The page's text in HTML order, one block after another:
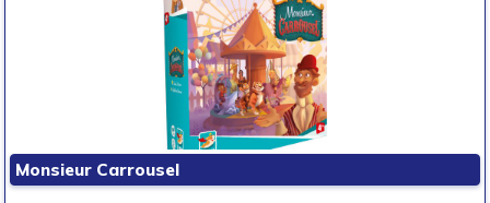
Monsieur Carrousel